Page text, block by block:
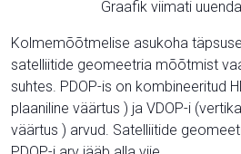
Graafik viimati
Kolmemõõtmelise asukoha
satelliitide geomeetria mõõtmist
suhtes. PDOP-is on kombineeritud
plaaniline väärtus ) ja VDOP-i
väärtus ) arvud. Satelliitide